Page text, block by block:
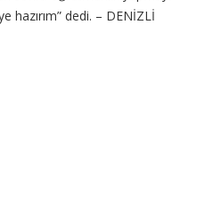
hazırım” dedi. – DENİZLİ